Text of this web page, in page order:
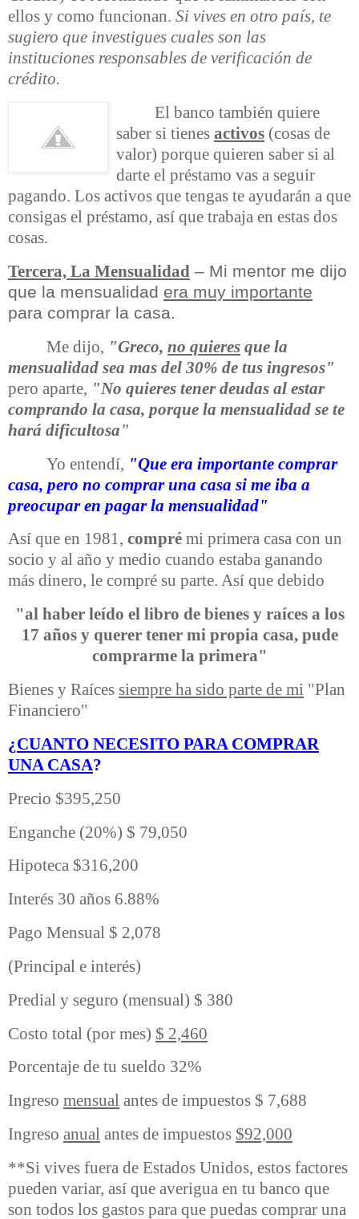
ellos y como funcionan. Si vives en otro país, te
sugiero que investigues cuales son las
instituciones responsables de verificación de
crédito.
El banco también quiere
saber si tienes activos (cosas de
valor) porque quieren saber si al
darte el préstamo vas a seguir
pagando. Los activos que tengas te ayudarán a que
consigas el préstamo, así que trabaja en estas dos
cosas.
Tercera, La Mensualidad – Mi mentor me dijo
que la mensualidad era muy importante
para comprar la casa.
Me dijo, "Greco, no quieres que la
mensualidad sea mas del 30% de tus ingresos"
pero aparte, "No quieres tener deudas al estar
comprando la casa, porque la mensualidad se te
hará dificultosa"
Yo entendí, "Que era importante comprar
casa, pero no comprar una casa si me iba a
preocupar en pagar la mensualidad"
Así que en 1981, compré mi primera casa con un
socio y al año y medio cuando estaba ganando
más dinero, le compré su parte. Así que debido
"al haber leído el libro de bienes y raíces a los
17 años y querer tener mi propia casa, pude
comprarme la primera"
Bienes y Raíces siempre ha sido parte de mi "Plan
Financiero"
¿CUANTO NECESITO PARA COMPRAR
UNA CASA?
Precio $395,250
Enganche (20%) $ 79,050
Hipoteca $316,200
Interés 30 años 6.88%
Pago Mensual $ 2,078
(Principal e interés)
Predial y seguro (mensual) $ 380
Costo total (por mes) $ 2,460
Porcentaje de tu sueldo 32%
Ingreso mensual antes de impuestos $ 7,688
Ingreso anual antes de impuestos $92,000
**Si vives fuera de Estados Unidos, estos factores
pueden variar, así que averigua en tu banco que
son todos los gastos para que puedas comprar una